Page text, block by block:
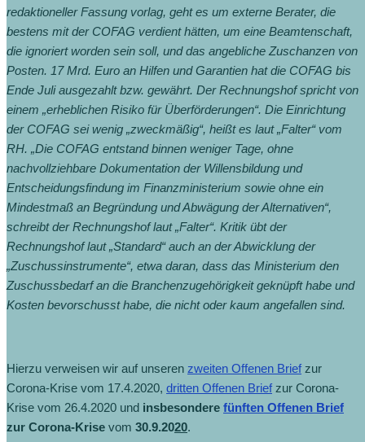
redaktioneller Fassung vorlag, geht es um externe Berater, die
bestens mit der COFAG verdient hätten, um eine Beamtenschaft,
die ignoriert worden sein soll, und das angebliche Zuschanzen von
Posten. 17 Mrd. Euro an Hilfen und Garantien hat die COFAG bis
Ende Juli ausgezahlt bzw. gewährt. Der Rechnungshof spricht von
einem „erheblichen Risiko für Überförderungen“. Die Einrichtung
der COFAG sei wenig „zweckmäßig“, heißt es laut „Falter“ vom
RH. „Die COFAG entstand binnen weniger Tage, ohne
nachvollziehbare Dokumentation der Willensbildung und
Entscheidungsfindung im Finanzministerium sowie ohne ein
Mindestmaß an Begründung und Abwägung der Alternativen“,
schreibt der Rechnungshof laut „Falter“. Kritik übt der
Rechnungshof laut „Standard“ auch an der Abwicklung der
„Zuschussinstrumente“, etwa daran, dass das Ministerium den
Zuschussbedarf an die Branchenzugehörigkeit geknüpft habe und
Kosten bevorschusst habe, die nicht oder kaum angefallen sind.
Hierzu verweisen wir auf unseren zweiten Offenen Brief zur
Corona-Krise vom 17.4.2020, dritten Offenen Brief zur Corona-
Krise vom 26.4.2020 und insbesondere fünften Offenen Brief
zur Corona-Krise vom 30.9.2020.